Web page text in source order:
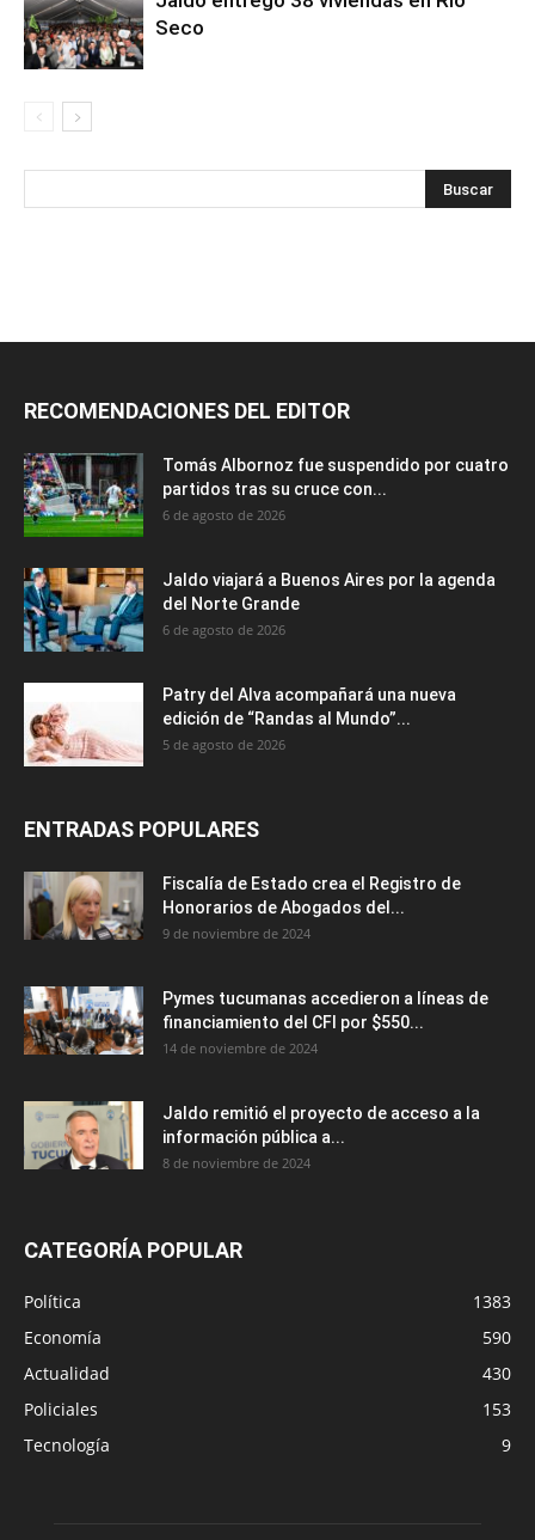
Seco
RECOMENDACIONES DEL EDITOR
Tomás Albornoz fue suspendido por cuatro
partidos tras su cruce con...
6 de agosto de 2026
Jaldo viajará a Buenos Aires por la agenda
del Norte Grande
6 de agosto de 2026
Patry del Alva acompañará una nueva
edición de “Randas al Mundo”...
5 de agosto de 2026
ENTRADAS POPULARES
Fiscalía de Estado crea el Registro de
Honorarios de Abogados del...
9 de noviembre de 2024
Pymes tucumanas accedieron a líneas de
financiamiento del CFI por $550...
14 de noviembre de 2024
Jaldo remitió el proyecto de acceso a la
información pública a...
8 de noviembre de 2024
CATEGORÍA POPULAR
Política
1383
Economía
590
Actualidad
430
Policiales
153
Tecnología
9